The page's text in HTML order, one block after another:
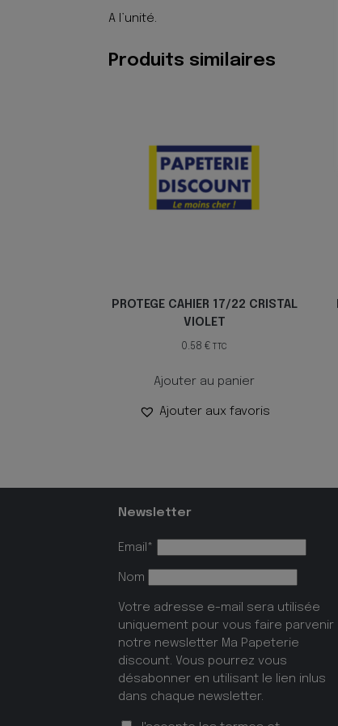
A l’unité.
Produits similaires
PROTEGE CAHIER 17/22 CRISTAL
VIOLET
0.58€ TTC
Ajouter au panier
Ajouter aux favoris
Newsletter
Email*
Nom
Votre adresse e-mail sera utilisée
uniquement pour vous faire parvenir
notre newsletter Ma Papeterie
discount. Vous pourrez vous
désabonner en utilisant le lien inlus
dans chaque newsletter.